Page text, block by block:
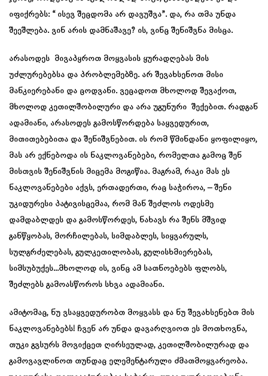
იფიქრებს: “ ისევ შეცდომა არ დავუშვა”. და, რა თმა უნდა
შეეშლება. ვინ არის დამნაშავე? ის, ვინც შენიშვნა მისცა.
არასოდეს მივაპყროთ მოყვასის ყურადღებას მის
უძლურებებსა და პრობლემებზე. არ შევახსენოთ მისი
მანკიერებანი და ცოდვანი. ვეცადოთ მხოლოდ შევაქოთ,
მხოლოდ კეთილშობილური და არა უგუნური შექებით. რადგან
ადამიანი, არასოდეს გამოსწორდება საყვედურით,
მითითებებითა და შენიშვნებით. ის რომ წმინდანი ყოფილიყო,
მას არ ექნებოდა ის ნაკლოვანებები, რომელთა გამოც შენ
მისთვის შენიშვნის მიცემა მოგიწია. მაგრამ, რაკი მას ეს
ნაკლოვანებები აქვს, ერთადერთი, რაც საჭიროა, – შენი
უკიდურესი პატივისცემაა, რომ მან შეძლოს ოდესმე
დამდაბლდეს და გამოსწორდეს, ნახავს რა შენს მშვიდ
განწყობას, მორჩილებას, სიმდაბლეს, სიყვარულს,
სულგრძელებას, გულკეთილობას, გულისხმიერებას,
სიმსუბუქეს…მხოლოდ ის, ვინც ამ სათნოებებს ფლობს,
შეძლებს გამოასწოროს სხვა ადამიანი.
ამიტომაც, ნუ ვსაყვედურობთ მოყვასს და ნუ შევახსენებთ მის
ნაკლოვანებებს! ჩვენ არ უნდა დავარღვიოთ ეს მოთხოვნა,
თუკი გვსურს მოვიქცეთ ღირსეულად, კეთილშობილურად და
გამოვავლინოთ თუნდაც ელემენტარული ძმათმოყვარეობა.